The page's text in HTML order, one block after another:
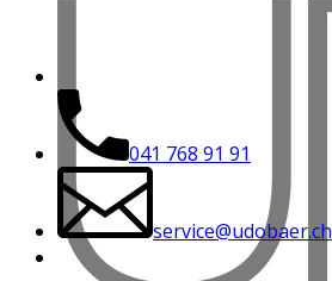
041 768 91 91
service@udobaer.ch